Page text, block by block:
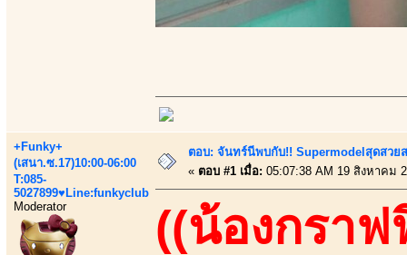
+Funky+
(เสนา.ซ.17)10:00-06:00
T:085-
5027899♥Line:funkyclub
Moderator
ตอบ: จันทร์นีพบกับ!! Supermodelสุดสวย
« ตอบ #1 เมื่อ: 05:07:38 AM 19 สิงหาคม
((น้องกรา